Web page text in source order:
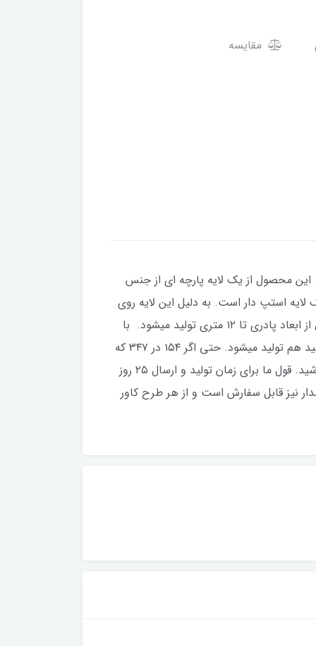
مقایسه
محصول از یک لایه پارچه ای از جنس
استپ دار است. به دلیل این لایه روی
سرامیک حرکت خاصی نخواهد داشت. این محصول را راحت می توان به مانند فرش به قالی شویی داد. این محصول از ابعاد پادری تا ۱۲ متری تولید میشود. با
توجه به سایزهای متنوع و تعداد طرح بسیار زیاد، این محصول با سفارش تولید میشود. هر سایزی که نیاز داشته باشید هم تولید میشود. حتی اگر ۱۵۴ در ۳۴۷ که
دقیق هم نیست تولید میشود. برای این سایزهایی که در منوی سایزها موجود نیست، از چت سایت با ما در تماس باشید. قول ما برای زمان تولید و ارسال ۲۵‌ روز
نیز قابل‌ سفارش است و از هر طرح کاور